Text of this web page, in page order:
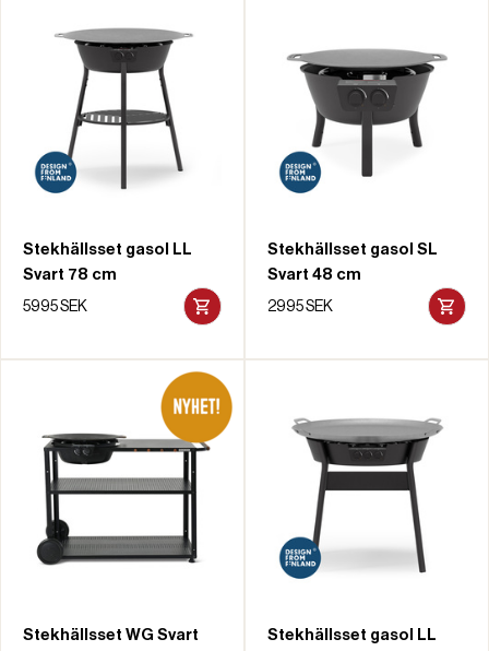
Stekhällsset gasol LL
Svart 78 cm
5995 SEK
Stekhällsset gasol SL
Svart 48 cm
2995 SEK
Stekhällsset WG Svart
Stekhällsset gasol LL